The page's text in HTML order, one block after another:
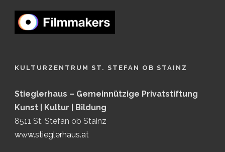
KULTURZENTRUM ST. STEFAN OB STAINZ
Stieglerhaus – Gemeinnützige Privatstiftung
Kunst | Kultur | Bildung
8511 St. Stefan ob Stainz
www.stieglerhaus.at